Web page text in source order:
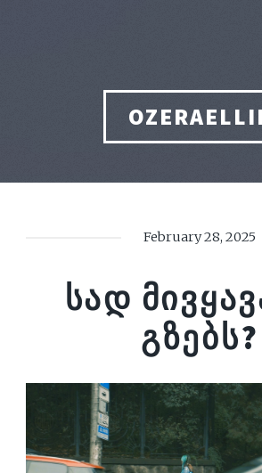
February 28, 2025
ᲡᲐᲓ
ᲒᲖᲔᲑᲡ?